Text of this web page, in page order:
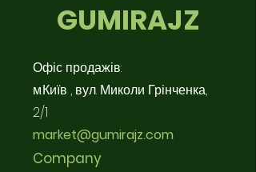
GUMIRAJZ
Офіс продажів:
м.Київ , вул. Миколи Грінченка,
2/1
market@gumirajz.com
Company